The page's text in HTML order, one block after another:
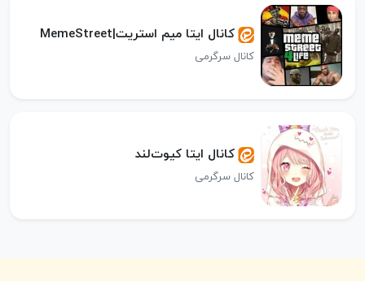
کانال ایتا میم استریت|MemeStreet
کانال سرگرمی
کانال ایتا کیوت‌‌لند
کانال سرگرمی